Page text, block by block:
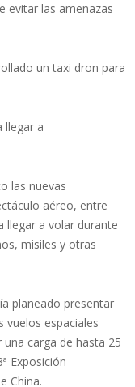
evitar las amenazas
un taxi dron para
llegar a
las nuevas
aéreo, entre
llegar a volar durante
misiles y otras
planeado presentar
vuelos espaciales
carga de hasta 25
Exposición
China.